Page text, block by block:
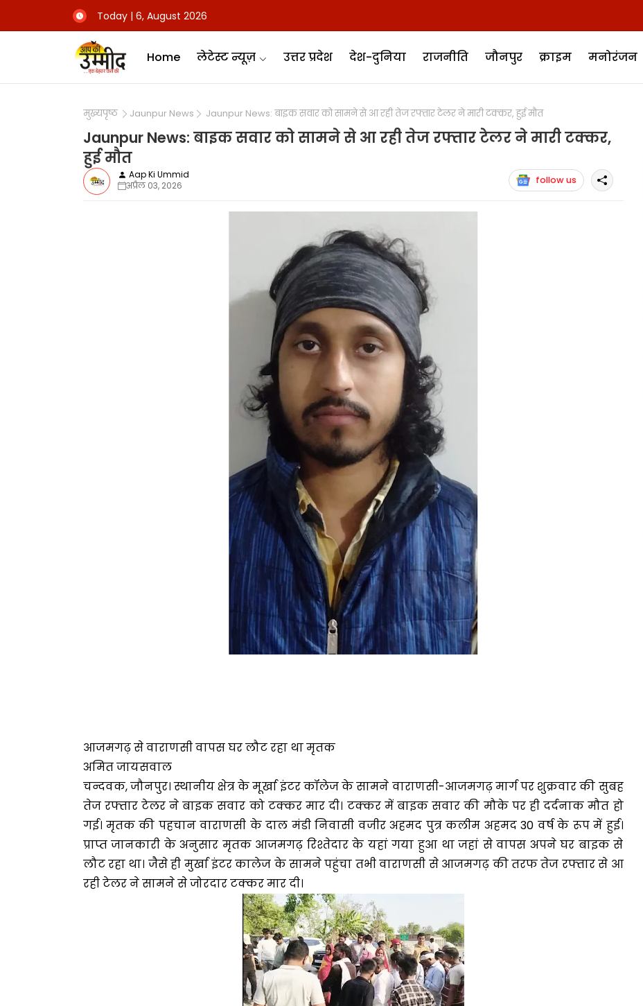
Today | 6, August 2026
Home लेटेस्ट न्यूज़ उत्तर प्रदेश देश-दुनिया राजनीति जौनपुर क्राइम मनोरंजन
मुख्यपृष्ठ Jaunpur News Jaunpur News: बाइक सवार को सामने से आ रही तेज रफ्तार टेलर ने मारी टक्कर, हुई मौत
Jaunpur News: बाइक सवार को सामने से आ रही तेज रफ्तार टेलर ने मारी टक्कर,
हुई मौत
Aap Ki Ummid
अप्रैल 03, 2026
follow us
आजमगढ़ से वाराणसी वापस घर लौट रहा था मृतक
अमित जायसवाल
चन्दवक, जौनपुर। स्थानीय क्षेत्र के मूर्खा इंटर कॉलेज के सामने वाराणसी-आजमगढ़ मार्ग पर शुक्रवार की सुबह
तेज रफ्तार टेलर ने बाइक सवार को टक्कर मार दी। टक्कर में बाइक सवार की मौके पर ही दर्दनाक मौत हो
गई। मृतक की पहचान वाराणसी के दाल मंडी निवासी वजीर अहमद पुत्र कलीम अहमद 30 वर्ष के रूप में हुई।
प्राप्त जानकारी के अनुसार मृतक आजमगढ़ रिश्तेदार के यहां गया हुआ था जहां से वापस अपने घर बाइक से
लौट रहा था। जैसे ही मुर्खा इंटर कालेज के सामने पहुंचा तभी वाराणसी से आजमगढ़ की तरफ तेज रफ्तार से आ
रही टेलर ने सामने से जोरदार टक्कर मार दी।